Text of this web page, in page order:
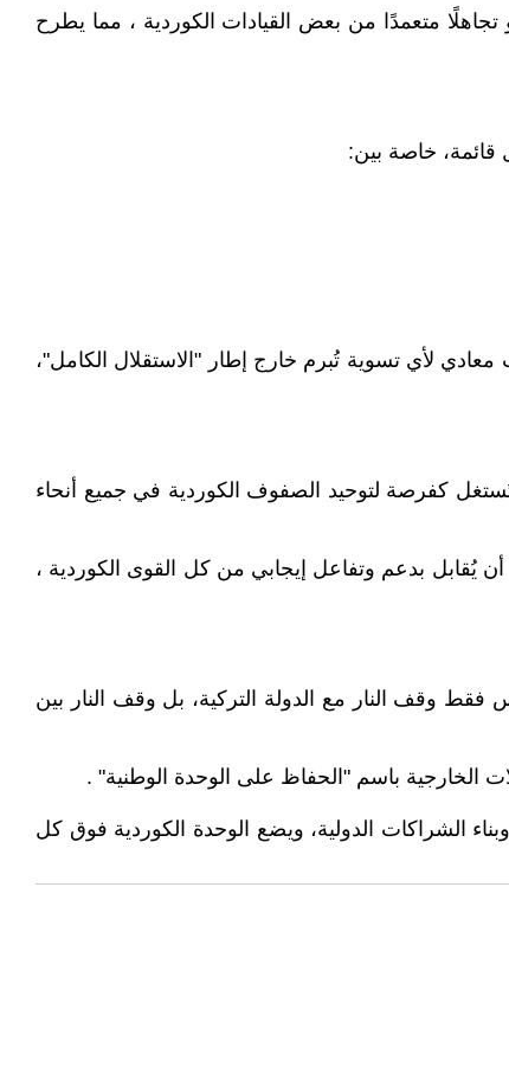
تجاهلًا متعمدًا من بعض القيادات الكوردية ، مما يطرح
قائمة، خاصة بين:
لأي تسوية تُبرم خارج إطار "الاستقلال الكامل"،
كفرصة لتوحيد الصفوف الكوردية في جميع أنحاء
يُقابل بدعم وتفاعل إيجابي من كل القوى الكوردية ،
فقط وقف النار مع الدولة التركية، بل وقف النار بين
الخارجية باسم "الحفاظ على الوحدة الوطنية" .
الشراكات الدولية، ويضع الوحدة الكوردية فوق كل